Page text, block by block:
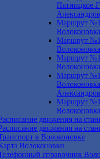
Пятницкое-
Маршрут
Маршрут
Маршрут
Маршрут
Маршрут
движения на
движения на
в Волоконовке
Волоконовки
справочник